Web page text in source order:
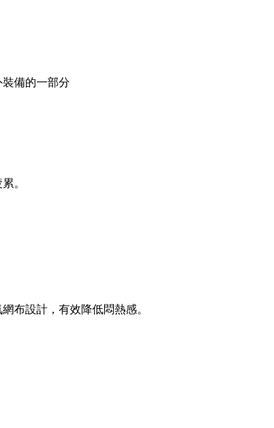
備的一部分
。
布設計，有效降低悶熱感。